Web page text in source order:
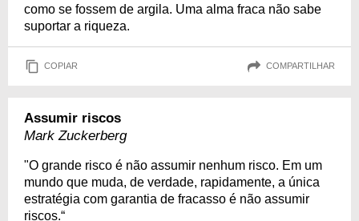
como se fossem de argila. Uma alma fraca não sabe
suportar a riqueza.
COPIAR COMPARTILHAR
Assumir riscos
Mark Zuckerberg
"O grande risco é não assumir nenhum risco. Em um
mundo que muda, de verdade, rapidamente, a única
estratégia com garantia de fracasso é não assumir
riscos.“